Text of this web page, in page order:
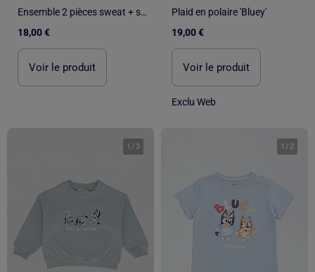
Ensemble 2 pièces sweat + short 'Bluey'
18,00 €
Voir le produit
Plaid en polaire 'Bluey'
19,00 €
Voir le produit
Exclu Web
1 / 3 1 / 2